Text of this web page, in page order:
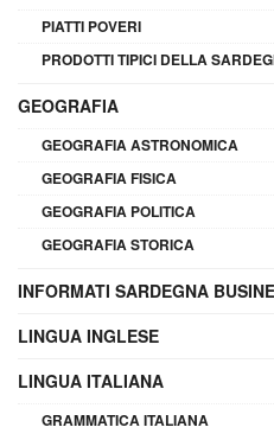
PIATTI POVERI
PRODOTTI TIPICI DELLA
GEOGRAFIA
GEOGRAFIA ASTRONOMICA
GEOGRAFIA FISICA
GEOGRAFIA POLITICA
GEOGRAFIA STORICA
INFORMATI SARDEGNA
LINGUA INGLESE
LINGUA ITALIANA
GRAMMATICA ITALIANA